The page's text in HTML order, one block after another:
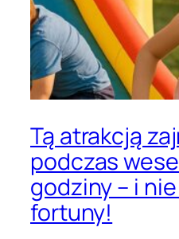
Tą atrakcją
podczas
godziny – i
fortuny!